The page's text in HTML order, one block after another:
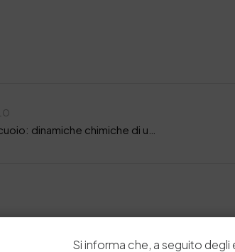
Si informa che, a seguito degli